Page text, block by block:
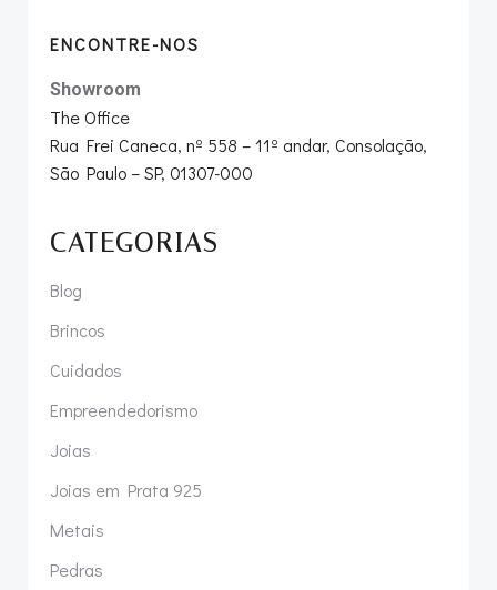
ENCONTRE-NOS
Showroom
The Office
Rua Frei Caneca, nº 558 – 11º andar, Consolação,
São Paulo – SP, 01307-000
CATEGORIAS
Blog
Brincos
Cuidados
Empreendedorismo
Joias
Joias em Prata 925
Metais
Pedras